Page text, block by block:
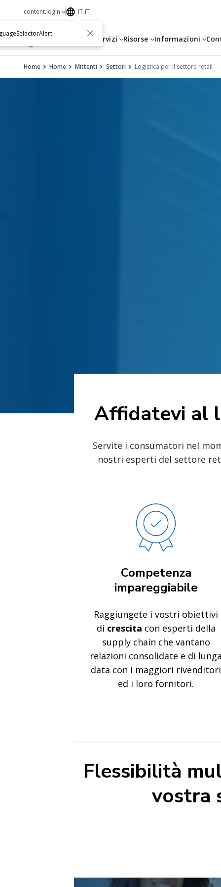
Servizi Risorse Informazioni
content.login IT-IT
Home Home Mittenti Settori Logistica per il settore retail
Affidatevi al
Servite i consumatori nel
nostri esperti del settore
Competenza
impareggiabile
Raggiungete i vostri obiettivi
di crescita con esperti della
supply chain che vantano
relazioni consolidate e di lunga
data con i maggiori rivenditori
ed i loro fornitori.
Flessibilità
vostra